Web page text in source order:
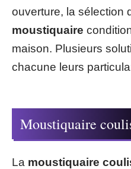
ouverture, la sélection
moustiquaire
maison. Plusieurs
chacune leurs
Moustiquaire
La moustiquaire